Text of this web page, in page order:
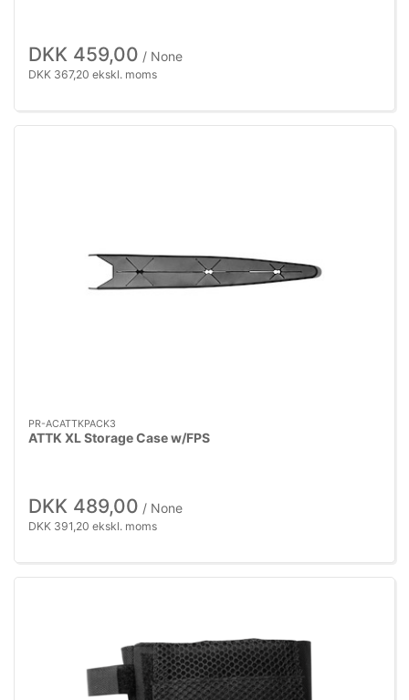
DKK 459,00 / None
DKK 367,20 ekskl. moms
PR-ACATTKPACK3
ATTK XL Storage Case w/FPS
DKK 489,00 / None
DKK 391,20 ekskl. moms